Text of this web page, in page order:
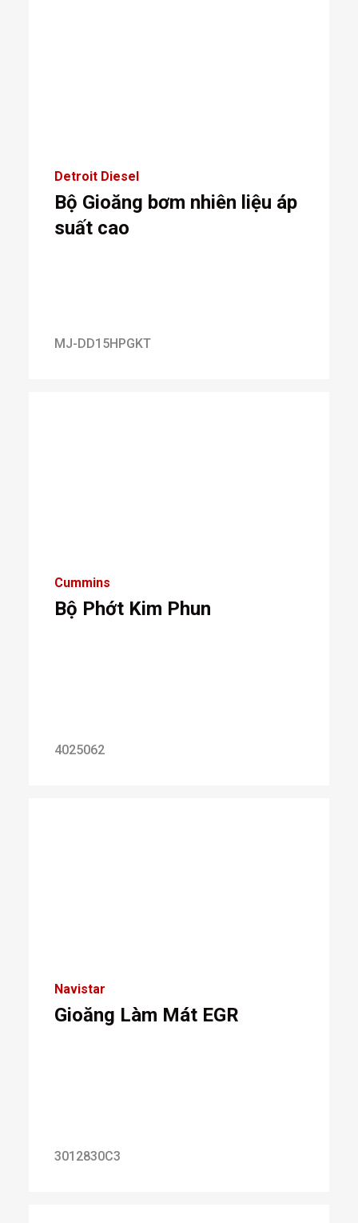
Detroit Diesel
Bộ Gioăng bơm nhiên liệu áp
suất cao
MJ-DD15HPGKT
Cummins
Bộ Phớt Kim Phun
4025062
Navistar
Gioăng Làm Mát EGR
3012830C3